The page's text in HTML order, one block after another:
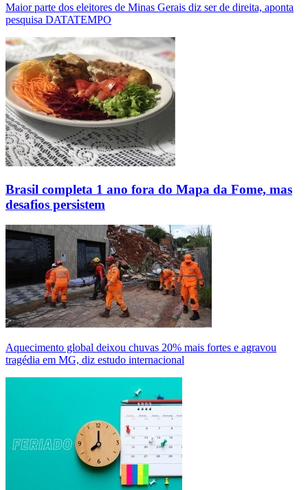
Maior parte dos eleitores de Minas Gerais diz ser de direita, aponta
pesquisa DATATEMPO
Brasil completa 1 ano fora do Mapa da Fome, mas
desafios persistem
Aquecimento global deixou chuvas 20% mais fortes e agravou
tragédia em MG, diz estudo internacional